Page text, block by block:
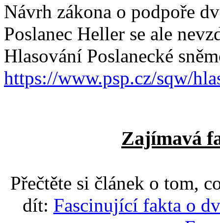
Návrh zákona o podpoře
Poslanec Heller se ale
Hlasování Poslanecké
https://www.psp.cz/sqw/
Zajímavá
Přečtěte si článek o tom,
dít: Fascinující fakta o